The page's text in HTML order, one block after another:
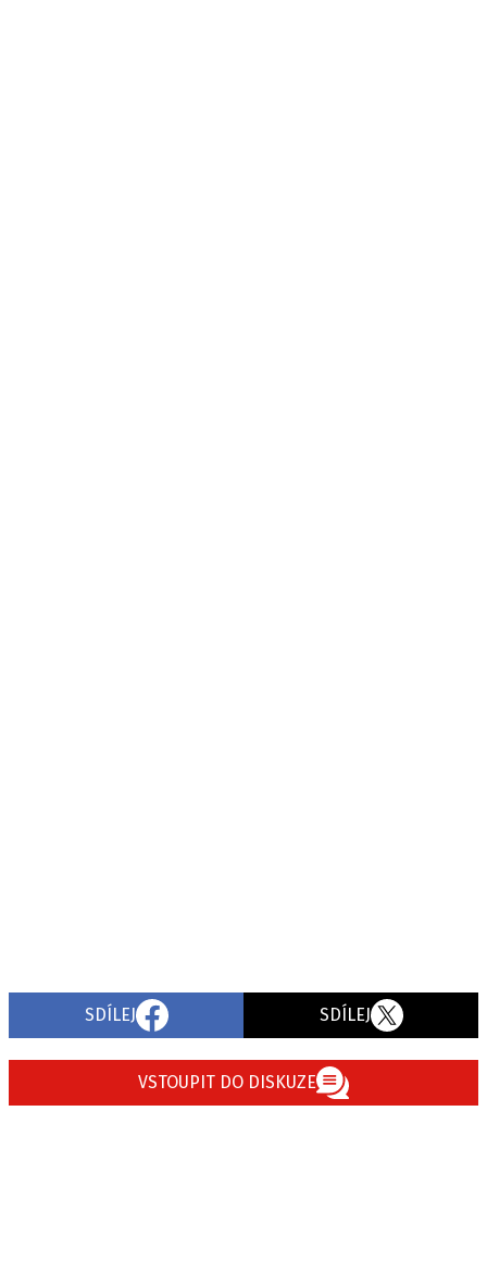
SDÍLEJ SDÍLEJ
VSTOUPIT DO DISKUZE